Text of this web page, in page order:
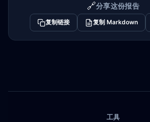
🔗分享这份报告
复制链接 复制 Markdown
工具